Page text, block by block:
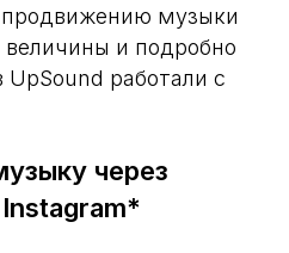
музыки
величины и подробно
работали с
через